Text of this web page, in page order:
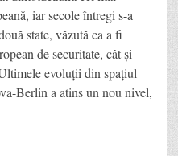
iar secole întregi s-a
state, văzută ca a fi
de securitate, cât și
evoluții din spațiul
Berlin a atins un nou nivel,